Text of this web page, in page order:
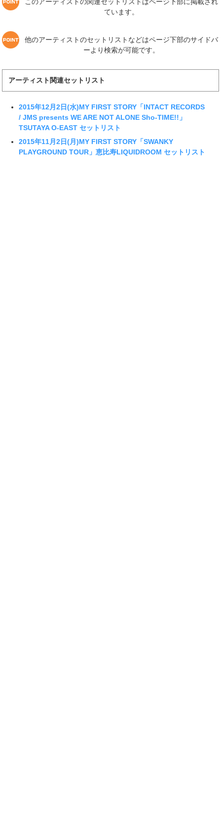
ています。
他のアーティストのセットリストなどはページ下部のサイドバ
ーより検索が可能です。
アーティスト関連セットリスト
2015年12月2日(水)MY FIRST STORY「INTACT RECORDS
/ JMS presents WE ARE NOT ALONE Sho-TIME!!」
TSUTAYA O-EAST セットリスト
2015年11月2日(月)MY FIRST STORY「SWANKY
PLAYGROUND TOUR」恵比寿LIQUIDROOM セットリスト